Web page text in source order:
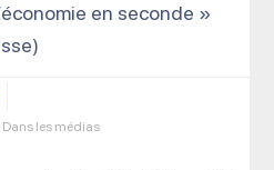
en seconde »
Dans les médias